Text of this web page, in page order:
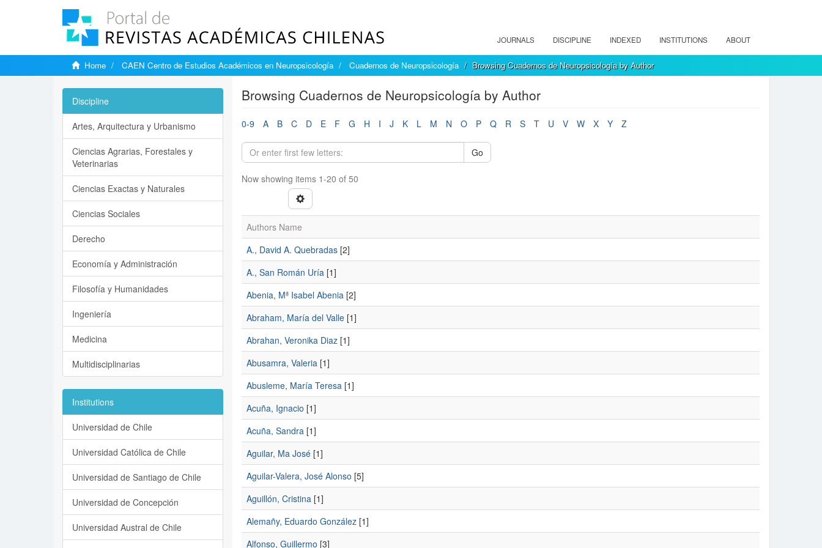
JOURNALS DISCIPLINE INDEXED INSTITUTIONS ABOUT
Home CAEN Centro de Estudios Académicos en Neuropsicología Cuadernos de Neuropsicología Browsing Cuadernos de Neuropsicología by Author
Browsing Cuadernos de Neuropsicología by Author
0-9 A B C D E F G H I J K L M N O P Q R S T U V W X Y Z
Go
Now showing items 1-20 of 50
Authors Name
A., David A. Quebradas[2]
A., San Román Uría[1]
Abenia, Mª Isabel Abenia[2]
Abraham, María del Valle[1]
Abrahan, Veronika Diaz[1]
Abusamra, Valeria[1]
Abusleme, María Teresa[1]
Acuña, Ignacio [1]
Acuña, Sandra[1]
Aguilar, Ma José[1]
Aguilar-Valera, José Alonso [5]
Aguillón, Cristina[1]
Alemañy, Eduardo González[1]
Alfonso, Guillermo [3]
Discipline
Artes, Arquitectura y Urbanismo
Ciencias Agrarias, Forestales y
Veterinarias
Ciencias Exactas y Naturales
Ciencias Sociales
Derecho
Economía y Administración
Filosofía y Humanidades
Ingeniería
Medicina
Multidisciplinarias
Institutions
Universidad de Chile
Universidad Católica de Chile
Universidad de Santiago de Chile
Universidad de Concepción
Universidad Austral de Chile